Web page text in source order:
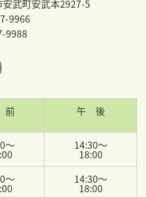
武町安武本2927-5
9966
9988
午 後
～ 14:30～
18:00
～ 14:30～
18:00